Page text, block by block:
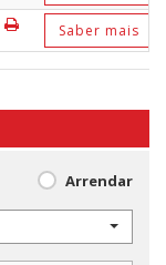
Saber mais
Arrendar